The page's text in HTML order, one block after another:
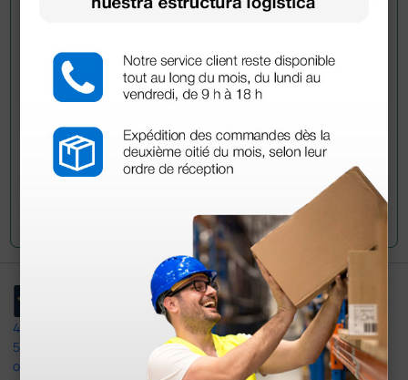
información?
han adquirido este producto.
Envía tu pregunta
4,4
597
opiniones